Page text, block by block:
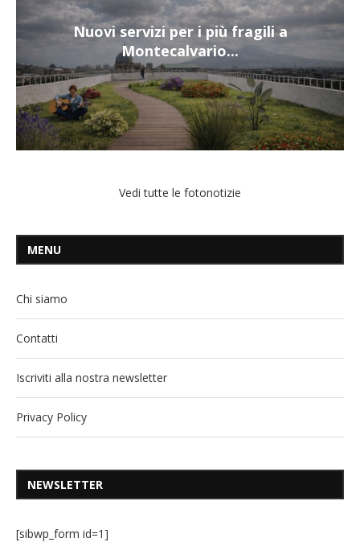
Nuovi servizi per i più fragili a
Montecalvario...
Vedi tutte le fotonotizie
MENU
Chi siamo
Contatti
Iscriviti alla nostra newsletter
Privacy Policy
NEWSLETTER
[sibwp_form id=1]